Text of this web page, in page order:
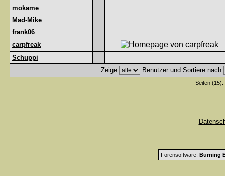
mokame
Mad-Mike
frank06
carpfreak
Schuppi
Zeige
Benutzer und Sortiere nach
Seiten (15):
Forensoftware: Burning